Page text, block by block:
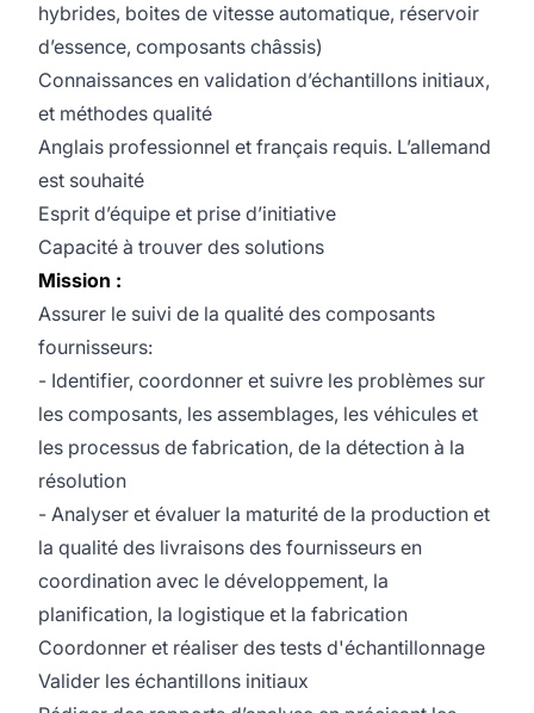
hybrides, boites de vitesse automatique, réservoir
d’essence, composants châssis)
Connaissances en validation d’échantillons initiaux,
et méthodes qualité
Anglais professionnel et français requis. L’allemand
est souhaité
Esprit d’équipe et prise d’initiative
Capacité à trouver des solutions
Mission :
Assurer le suivi de la qualité des composants
fournisseurs:
- Identifier, coordonner et suivre les problèmes sur
les composants, les assemblages, les véhicules et
les processus de fabrication, de la détection à la
résolution
- Analyser et évaluer la maturité de la production et
la qualité des livraisons des fournisseurs en
coordination avec le développement, la
planification, la logistique et la fabrication
Coordonner et réaliser des tests d'échantillonnage
Valider les échantillons initiaux